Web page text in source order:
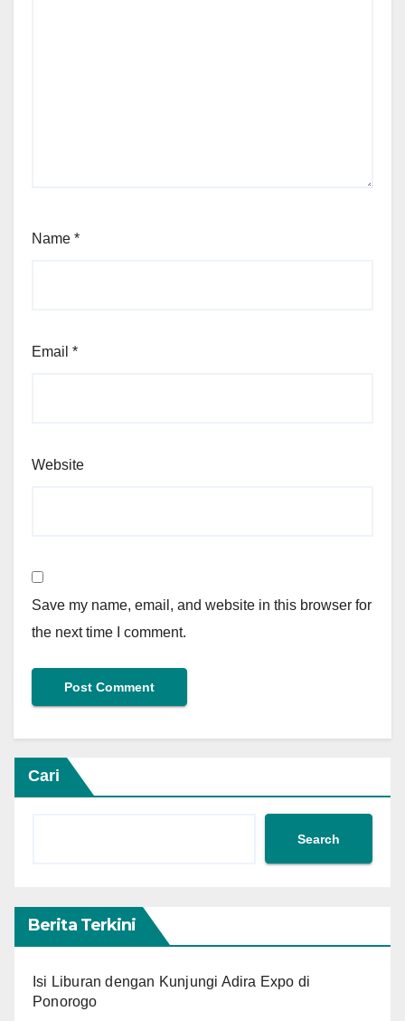
Name *
Email *
Website
Save my name, email, and website in this browser for
the next time I comment.
Cari
Search
Berita Terkini
Isi Liburan dengan Kunjungi Adira Expo di
Ponorogo